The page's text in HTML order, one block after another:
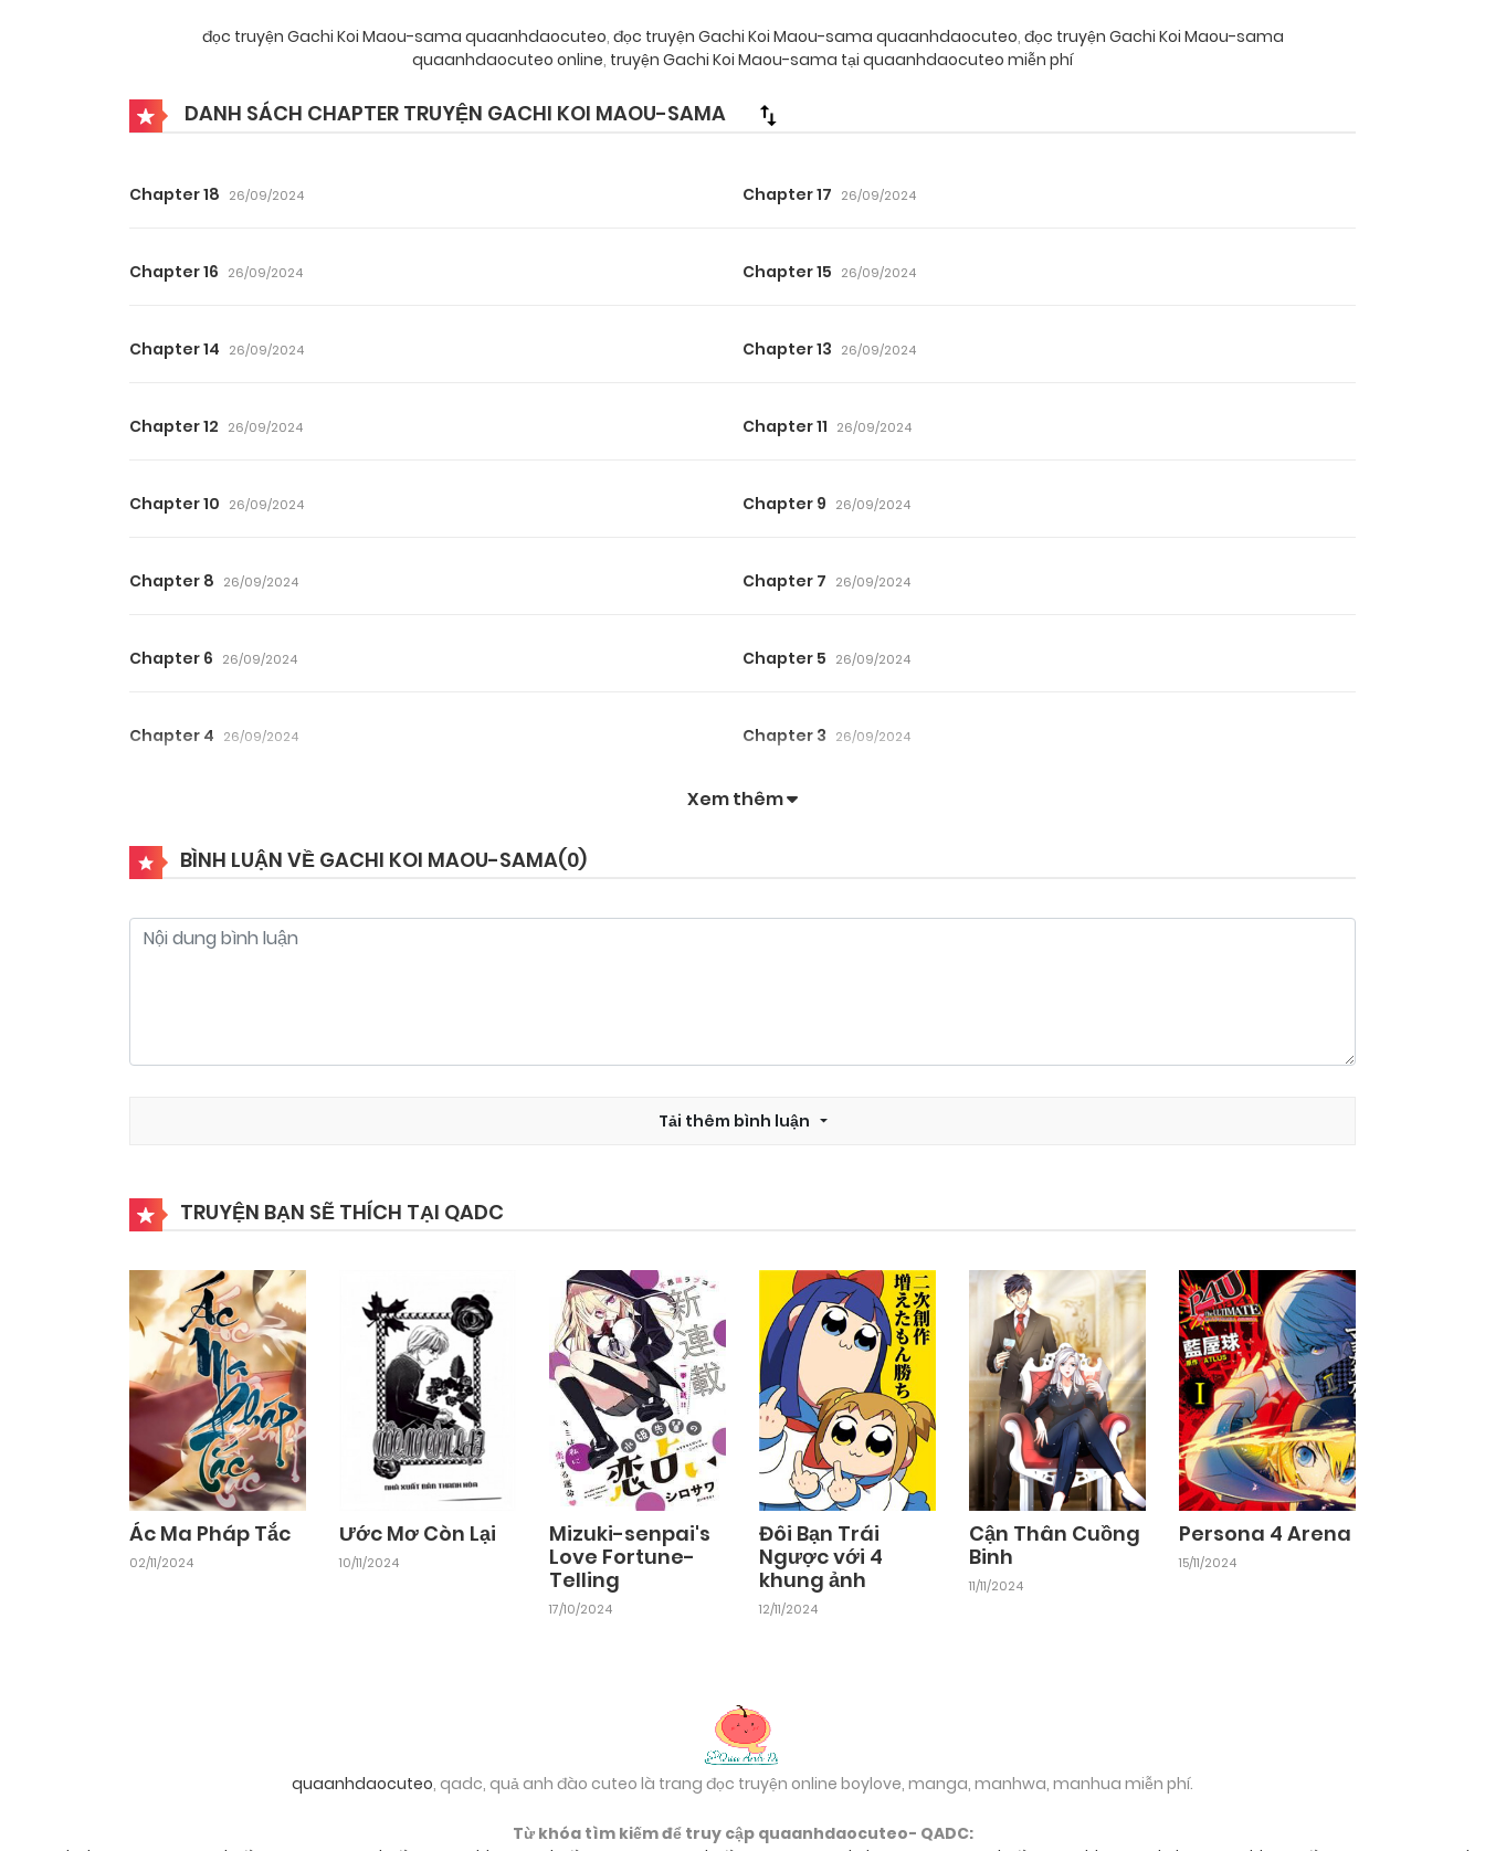
đọc truyện Gachi Koi Maou-sama quaanhdaocuteo, đọc truyện Gachi Koi Maou-sama quaanhdaocuteo, đọc truyện Gachi Koi Maou-sama
quaanhdaocuteo online, truyện Gachi Koi Maou-sama tại quaanhdaocuteo miễn phí
DANH SÁCH CHAPTER TRUYỆN GACHI KOI MAOU-SAMA
Chapter 18 26/09/2024 Chapter 17 26/09/2024
Chapter 16 26/09/2024 Chapter 15 26/09/2024
Chapter 14 26/09/2024 Chapter 13 26/09/2024
Chapter 12 26/09/2024 Chapter 11 26/09/2024
Chapter 10 26/09/2024 Chapter 9 26/09/2024
Chapter 8 26/09/2024 Chapter 7 26/09/2024
Chapter 6 26/09/2024 Chapter 5 26/09/2024
Chapter 4 26/09/2024 Chapter 3 26/09/2024
Xem thêm
BÌNH LUẬN VỀ GACHI KOI MAOU-SAMA(0)
Tải thêm bình luận
TRUYỆN BẠN SẼ THÍCH TẠI QADC
Ác Ma Pháp Tắc
02/11/2024
Ước Mơ Còn Lại
10/11/2024
Mizuki-senpai's
Love Fortune-
Telling
17/10/2024
Đôi Bạn Trái
Ngược với 4
khung ảnh
12/11/2024
Cận Thân Cuồng
Binh
11/11/2024
Persona 4 Arena
15/11/2024
quaanhdaocuteo, qadc, quả anh đào cuteo là trang đọc truyện online boylove, manga, manhwa, manhua miễn phí.
Từ khóa tìm kiếm để truy cập quaanhdaocuteo- QADC: